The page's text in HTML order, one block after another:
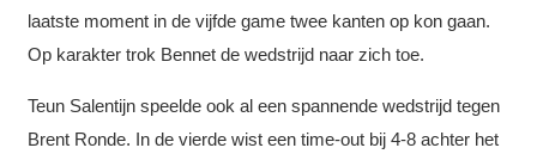
laatste moment in de vijfde game twee kanten op kon gaan.
Op karakter trok Bennet de wedstrijd naar zich toe.
Teun Salentijn speelde ook al een spannende wedstrijd tegen
Brent Ronde. In de vierde wist een time-out bij 4-8 achter het